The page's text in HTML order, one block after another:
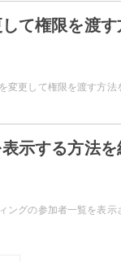
て権限を渡す
示する方法を